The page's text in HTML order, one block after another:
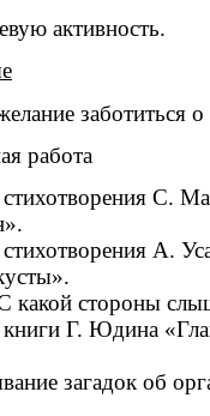
активность.
заботиться
работа
стихотворения С.
стихотворения А.
какой стороны
книги Г. Юдина
загадок об